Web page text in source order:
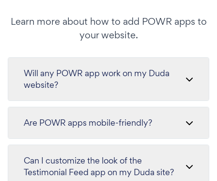
Learn more about how to add POWR apps to
your website.
Will any POWR app work on my Duda
website?
Are POWR apps mobile-friendly?
Can I customize the look of the
Testimonial Feed app on my Duda site?